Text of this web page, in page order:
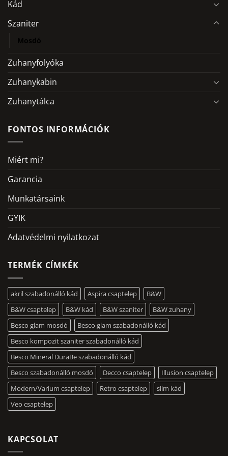
Kád
Szaniter
Mosdó
Zuhanyfolyóka
Zuhanykabin
Zuhanytálca
FONTOS INFORMÁCIÓK
Miért mi?
Garancia
Munkatársaink
GYIK
Adatvédelmi nyilatkozat
TERMÉK CÍMKÉK
akril szabadonálló kád Aspira csaptelep
B&W
B&W csaptelep
B&W kád B&W szaniter
B&W zuhany
Besco glam mosdó
Besco glam szabadonálló kád
Besco kompozit szaniter szabadonálló kád
Besco Mineral DuraBe szabadonálló kád
Besco szabadonálló mosdó
Decco csaptelep
Illusion csaptelep
Modern/Varium csaptelep
Retro csaptelep
slim kád
Veo csaptelep
KAPCSOLAT